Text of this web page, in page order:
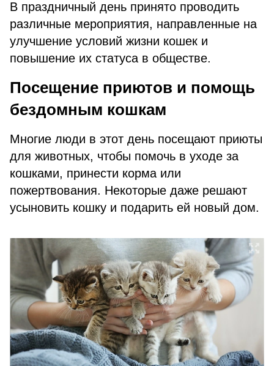
В праздничный день принято проводить
различные мероприятия, направленные на
улучшение условий жизни кошек и
повышение их статуса в обществе.
Посещение приютов и помощь
бездомным кошкам
Многие люди в этот день посещают приюты
для животных, чтобы помочь в уходе за
кошками, принести корма или
пожертвования. Некоторые даже решают
усыновить кошку и подарить ей новый дом.